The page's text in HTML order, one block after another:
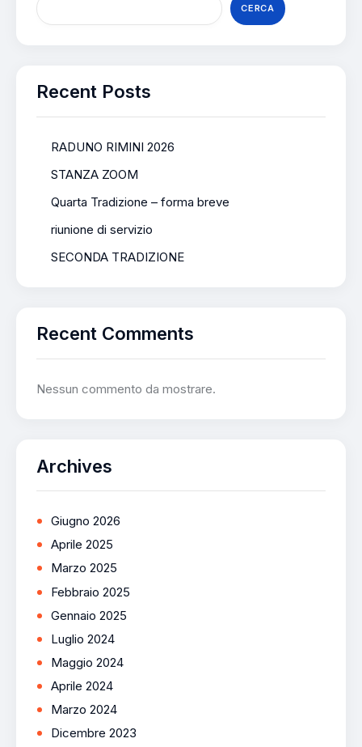
CERCA
Recent Posts
RADUNO RIMINI 2026
STANZA ZOOM
Quarta Tradizione – forma breve
riunione di servizio
SECONDA TRADIZIONE
Recent Comments
Nessun commento da mostrare.
Archives
Giugno 2026
Aprile 2025
Marzo 2025
Febbraio 2025
Gennaio 2025
Luglio 2024
Maggio 2024
Aprile 2024
Marzo 2024
Dicembre 2023